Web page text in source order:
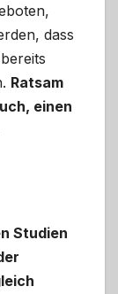
dass
Ratsam
einen
Studien